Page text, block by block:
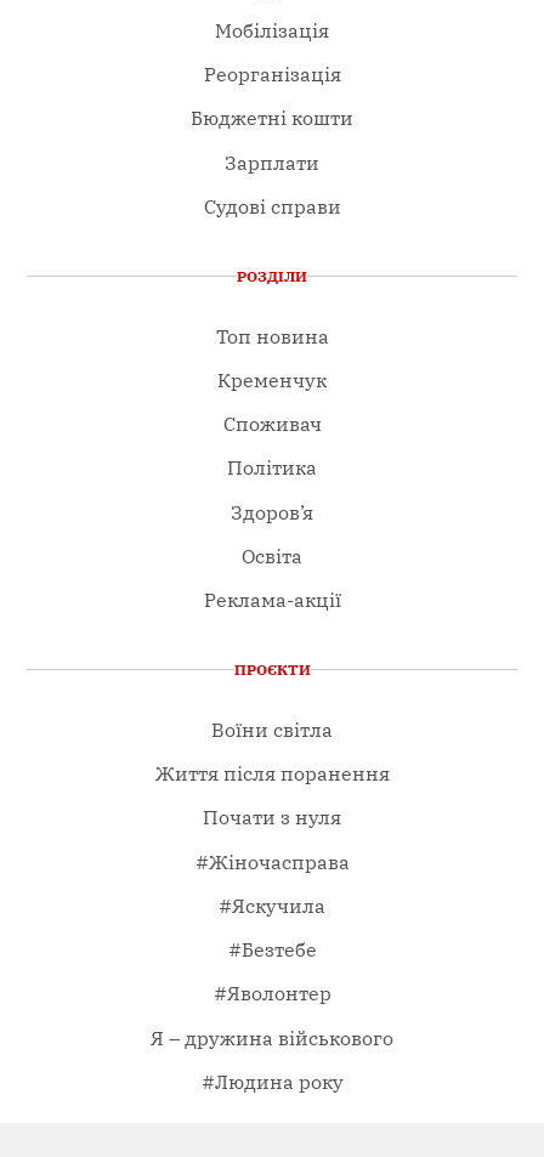
Мобілізація
Реорганізація
Бюджетні кошти
Зарплати
Судові справи
РОЗДІЛИ
Топ новина
Кременчук
Споживач
Політика
Здоров’я
Освіта
Реклама-акції
ПРОЄКТИ
Воїни світла
Життя після поранення
Почати з нуля
#Жіночасправа
#Яскучила
#Безтебе
#Яволонтер
Я – дружина військового
#Людина року